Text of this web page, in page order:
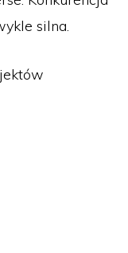
silna.